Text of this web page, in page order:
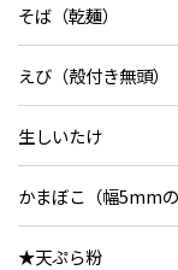
そば（乾麺）
えび（殻付き無頭）
生しいたけ
かまぼこ（幅5mmの
★天ぷら粉